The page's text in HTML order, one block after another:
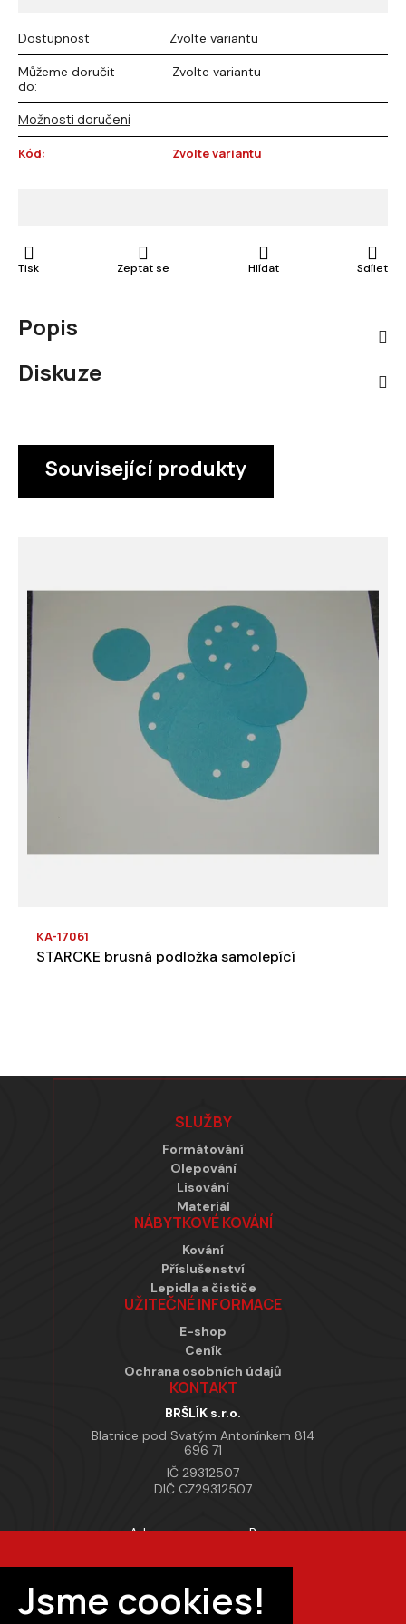
Jsme cookies!
Dostupnost Zvolte variantu
Můžeme doručit
do:
Zvolte variantu
Možnosti doručení
Kód: Zvolte variantu
Tisk Zeptat se Hlídat Sdílet
Popis
Diskuze
Související produkty
KA-17061
STARCKE brusná podložka samolepící
Zápatí
SLUŽBY
Formátování
Olepování
Lisování
Materiál
NÁBYTKOVÉ KOVÁNÍ
Kování
Příslušenství
Lepidla a čističe
UŽITEČNÉ INFORMACE
E-shop
Ceník
Ochrana osobních údajů
KONTAKT
BRŠLÍK s.r.o.
Blatnice pod Svatým Antonínkem 814
696 71
IČ 29312507
DIČ CZ29312507
Adresa provozovny Brno
Pracovní doba
Po–Pá 7:00 – 15:30